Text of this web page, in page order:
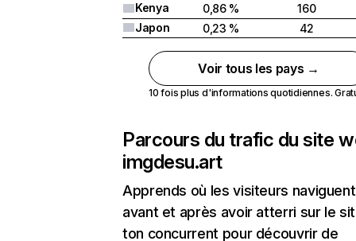
Kenya
0,86 %
160
Japon
0,23 % 42
Voir tous les pays →
10 fois plus d'informations quotidiennes.
Parcours du trafic du site
imgdesu.art
Apprends où les visiteurs naviguent
avant et après avoir atterri sur le
ton concurrent pour découvrir de